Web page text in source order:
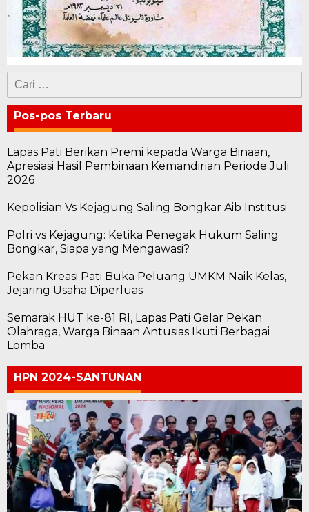
Cari
untuk:
Pos-pos Terbaru
Lapas Pati Berikan Premi kepada Warga Binaan,
Apresiasi Hasil Pembinaan Kemandirian Periode Juli
2026
Kepolisian Vs Kejagung Saling Bongkar Aib Institusi
Polri vs Kejagung: Ketika Penegak Hukum Saling
Bongkar, Siapa yang Mengawasi?
Pekan Kreasi Pati Buka Peluang UMKM Naik Kelas,
Jejaring Usaha Diperluas
Semarak HUT ke-81 RI, Lapas Pati Gelar Pekan
Olahraga, Warga Binaan Antusias Ikuti Berbagai
Lomba
HPN 2024-SANTUNAN